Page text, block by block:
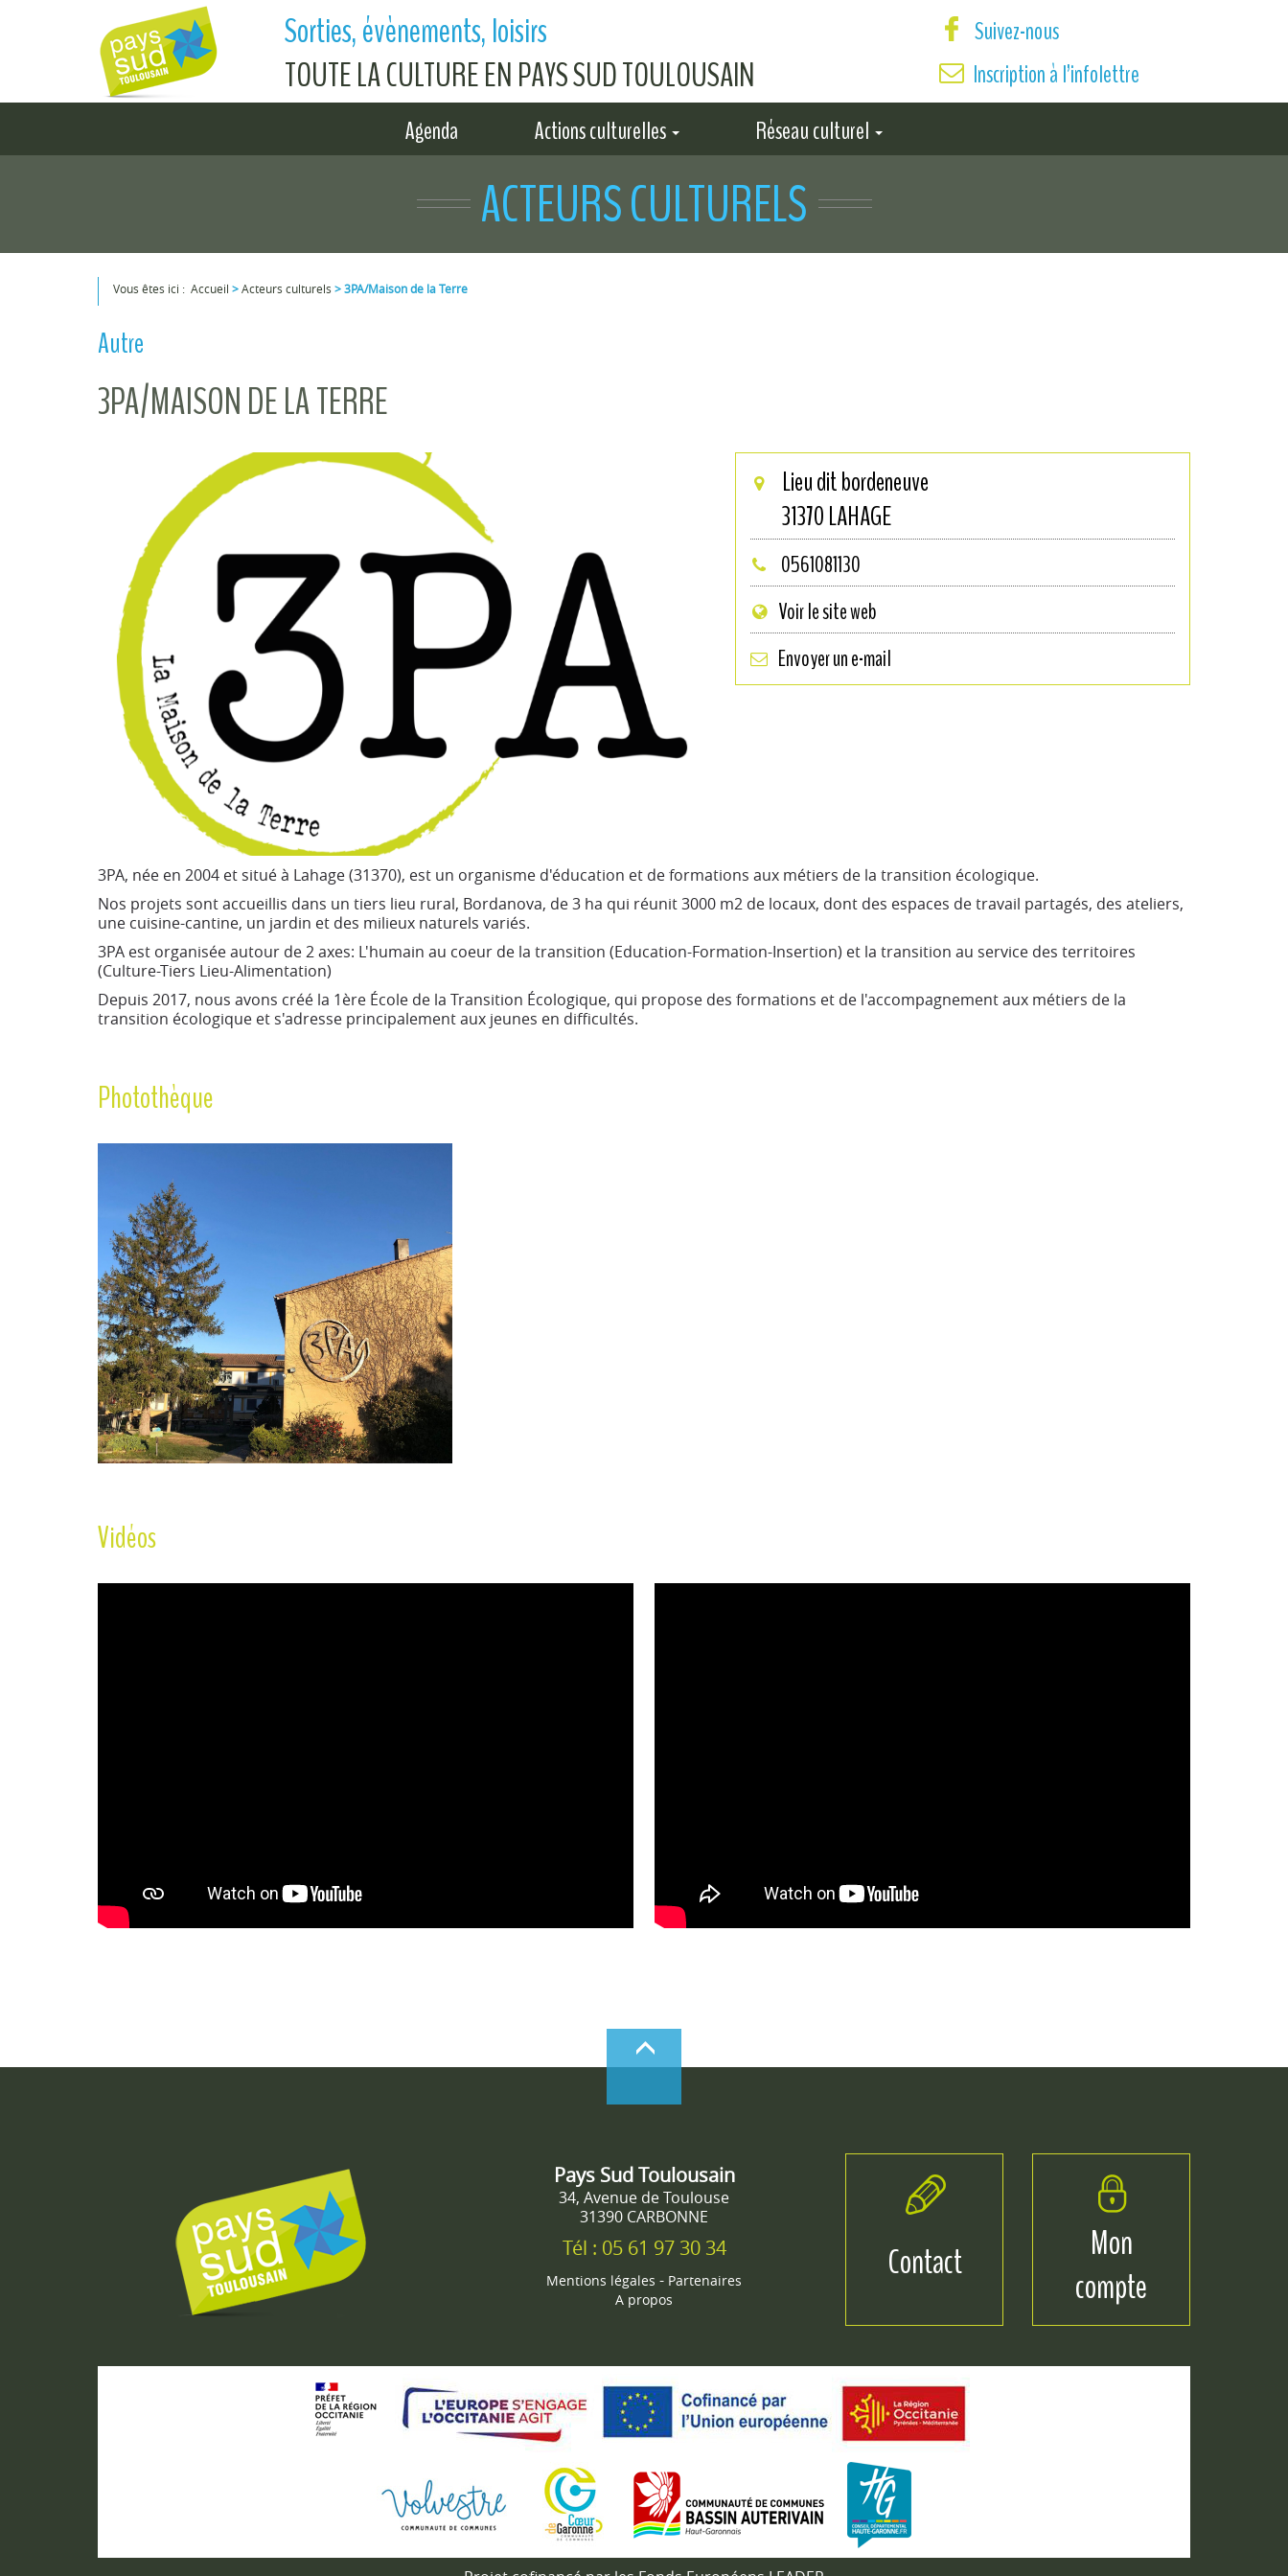
Sorties, évènements, loisirs
TOUTE LA CULTURE EN PAYS SUD TOULOUSAIN
Suivez-nous
Inscription à l’infolettre
Agenda
Actions culturelles Réseau culturel
ACTEURS CULTURELS
Vous êtes ici :
Vous êtes ici
Accueil >Acteurs culturels >3PA/Maison de la Terre
Autre
3PA/MAISON DE LA TERRE
Lieu dit bordeneuve
31370LAHAGE
0561081130
Voir le site web
Envoyer un e-mail
3PA, née en 2004 et situé à Lahage (31370), est un organisme d'éducation et de formations aux métiers de la transition écologique.
Nos projets sont accueillis dans un tiers lieu rural, Bordanova, de 3 ha qui réunit 3000 m2 de locaux, dont des espaces de travail partagés, des ateliers,
une cuisine-cantine, un jardin et des milieux naturels variés.
3PA est organisée autour de 2 axes: L'humain au coeur de la transition (Education-Formation-Insertion) et la transition au service des territoires
(Culture-Tiers Lieu-Alimentation)
Depuis 2017, nous avons créé la 1ère École de la Transition Écologique, qui propose des formations et de l'accompagnement aux métiers de la
transition écologique et s'adresse principalement aux jeunes en difficultés.
Photothèque
Vidéos
Pays Sud Toulousain
34, Avenue de Toulouse
31390 CARBONNE
Tél : 05 61 97 30 34
Mentions légales - Partenaires
A propos
Contact
Mon
compte